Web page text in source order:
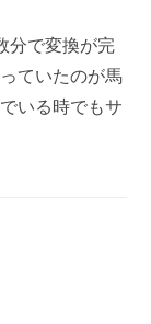
分で変換が完
ていたのが馬
いる時でもサ